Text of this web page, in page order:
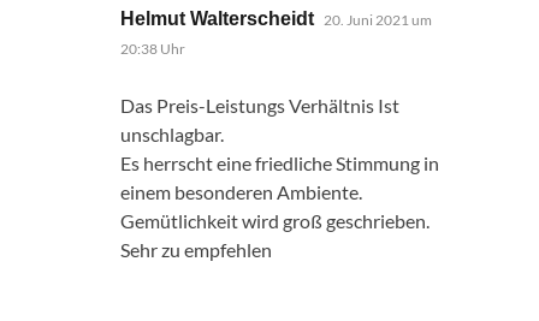
Helmut Walterscheidt sagt:
20. Juni 2021 um
20:38 Uhr
Das Preis-Leistungs Verhältnis Ist
unschlagbar.
Es herrscht eine friedliche Stimmung in
einem besonderen Ambiente.
Gemütlichkeit wird groß geschrieben.
Sehr zu empfehlen